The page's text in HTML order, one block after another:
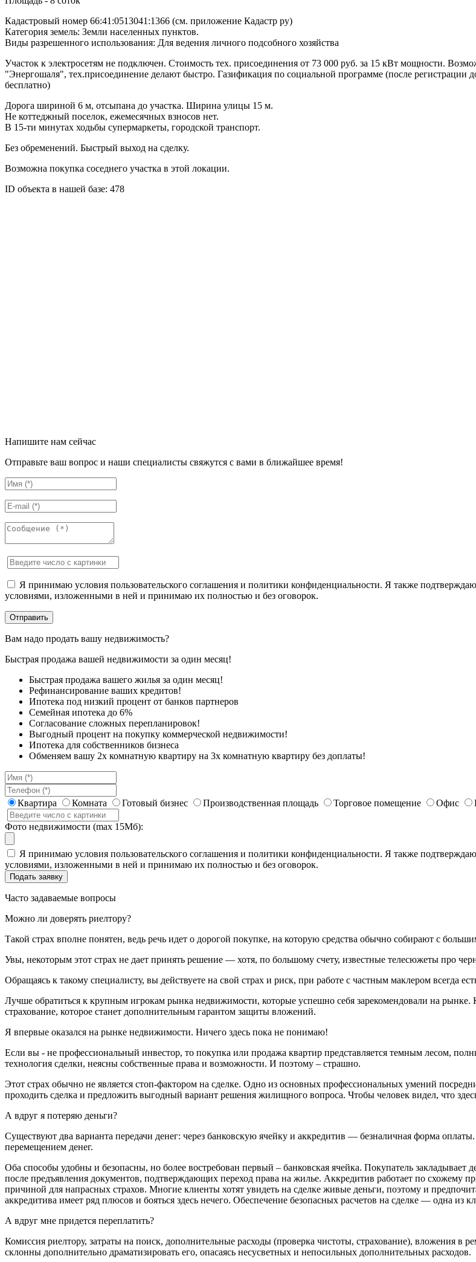
Кадастровый номер 66:41:0513041:1366 (см. приложение Кадастр ру)
Категория земель: Земли населенных пунктов.
Виды разрешенного использования: Для ведения личного подсобного хозяйства
Участок к электросетям не подключен. Стоимость тех. присоединения от 73 000 руб. за 15 кВт мощности.
"Энергошаля", тех.присоединение делают быстро. Газификация по социальной программе (после регистрации
бесплатно)
Дорога шириной 6 м, отсыпана до участка. Ширина улицы 15 м.
Не коттеджный поселок, ежемесячных взносов нет.
В 15-ти минутах ходьбы супермаркеты, городской транспорт.
Без обременений. Быстрый выход на сделку.
Возможна покупка соседнего участка в этой локации.
ID объекта в нашей базе: 478
Напишите нам сейчас
Отправьте ваш вопрос и наши специалисты свяжутся с вами в ближайшее время!
Я принимаю условия пользовательского соглашения и политики конфиденциальности. Я также
условиями, изложенными в ней и принимаю их полностью и без оговорок.
Вам надо продать вашу недвижимость?
Быстрая продажа вашей недвижимости за один месяц!
Быстрая продажа вашего жилья за один месяц!
Рефинансирование ваших кредитов!
Ипотека под низкий процент от банков партнеров
Семейная ипотека до 6%
Согласование сложных перепланировок!
Выгодный процент на покупку коммерческой недвижимости!
Ипотека для собственников бизнеса
Обменяем вашу 2х комнатную квартиру на 3х комнатную квартиру без доплаты!
Квартира Комната Готовый бизнес Производственная площадь Торговое помещение Офис
Фото недвижимости (max 15Мб):
Я принимаю условия пользовательского соглашения и политики конфиденциальности. Я также
условиями, изложенными в ней и принимаю их полностью и без оговорок.
Часто задаваемые вопросы
Можно ли доверять риелтору?
Такой страх вполне понятен, ведь речь идет о дорогой покупке, на которую средства обычно собирают с
Увы, некоторым этот страх не дает принять решение — хотя, по большому счету, известные телесюжеты про
Обращаясь к такому специалисту, вы действуете на свой страх и риск, при работе с частным маклером всегда
Лучше обратиться к крупным игрокам рынка недвижимости, которые успешно себя зарекомендовали на рынке.
страхование, которое станет дополнительным гарантом защиты вложений.
Я впервые оказался на рынке недвижимости. Ничего здесь пока не понимаю!
Если вы - не профессиональный инвестор, то покупка или продажа квартир представляется темным лесом,
технология сделки, неясны собственные права и возможности. И поэтому – страшно.
Этот страх обычно не является стоп-фактором на сделке. Одно из основных профессиональных умений
проходить сделка и предложить выгодный вариант решения жилищного вопроса. Чтобы человек видел, что
А вдруг я потеряю деньги?
Существуют два варианта передачи денег: через банковскую ячейку и аккредитив — безналичная форма
перемещением денег.
Оба способы удобны и безопасны, но более востребован первый – банковская ячейка. Покупатель
после предъявления документов, подтверждающих переход права на жилье. Аккредитив работает по схожему
причиной для напрасных страхов. Многие клиенты хотят увидеть на сделке живые деньги, поэтому и
аккредитива имеет ряд плюсов и бояться здесь нечего. Обеспечение безопасных расчетов на сделке — одна из
А вдруг мне придется переплатить?
Комиссия риелтору, затраты на поиск, дополнительные расходы (проверка чистоты, страхование),
склонны дополнительно драматизировать его, опасаясь несусветных и непосильных дополнительных расходов.